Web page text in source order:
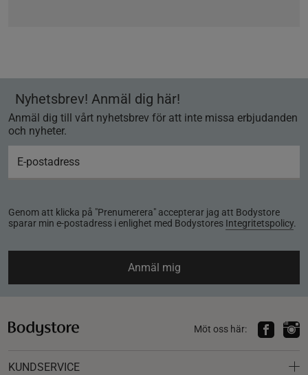
Nyhetsbrev! Anmäl dig här!
Anmäl dig till vårt nyhetsbrev för att inte missa erbjudanden
och nyheter.
Genom att klicka på "Prenumerera" accepterar jag att Bodystore
sparar min e-postadress i enlighet med Bodystores Integritetspolicy.
Anmäl mig
Möt oss här:
KUNDSERVICE